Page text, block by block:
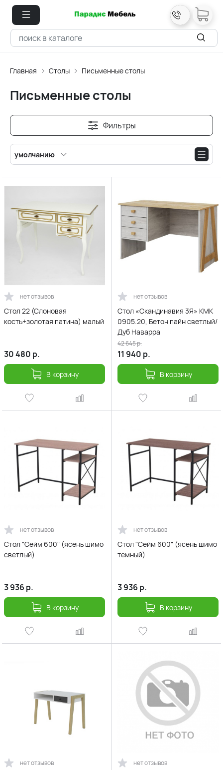
Главная Столы Письменные столы
Письменные столы
Фильтры
умолчанию
нет отзывов
Стол 22 (Слоновая
кость+золотая патина) малый
30 480 р.
В корзину
нет отзывов
Стол «Скандинавия 3Я» КМК
0905.20, Бетон пайн светлый/
Дуб Наварра
11 940 р.
42 645р.
В корзину
нет отзывов
Стол "Сейм 600" (ясень шимо
светлый)
3 936 р.
В корзину
нет отзывов
Стол "Сейм 600" (ясень шимо
темный)
3 936 р.
В корзину
нет отзывов нет отзывов